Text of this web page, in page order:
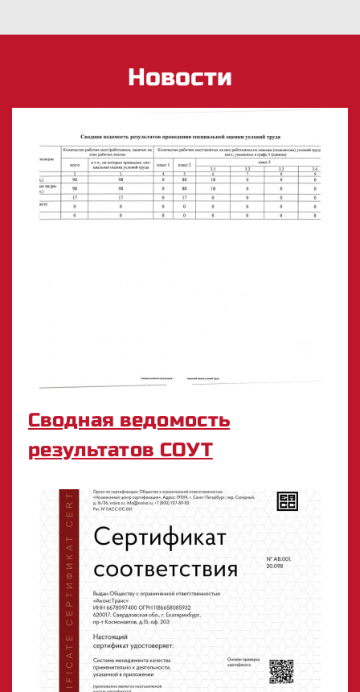
Новости
Сводная ведомость
результатов СОУТ